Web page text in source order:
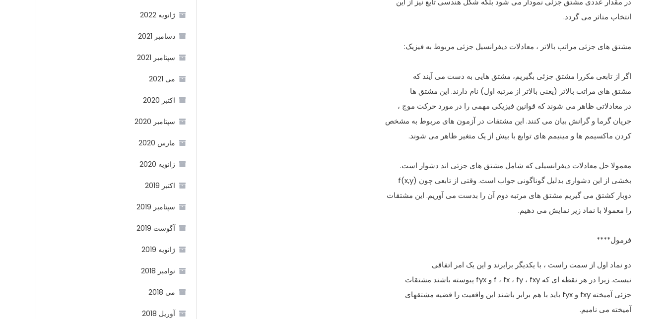
انتخاب متاثر می گردد.
مشتق های جزئی مراتب بالاتر ، معادلات دیفرانسیل جزئی مربوط به فیزیک:
اگر از تابعی مکررا مشتق جزئی بگیریم، مشتق هایی به دست می آیند که
مشتق های مراتب بالاتر (یعنی بالاتر از مرتبه اول) نام دارند. این مشتق ها
در معادلاتی ظاهر می شوند که قوانین فیزیکی مهمی را در مورد حرکت موج ،
جریان گرما و گرانش بیان می کنند. این مشتقات در آزمون های مربوط به مشخص
کردن ماکسیمم ها و مینیمم های توابع با بیش از یک متغیر ظاهر می شوند.
معمولا حل معادلات دیفرانسیلی که شامل مشتق های جزئی اند دشوار است.
بخشی از این دشواری بدلیل گوناگونی جواب است. وقتی از تابعی چون f(x,y)
دوبار کشتق می گیریم مشتق های مرتبه دوم آن را بدست می آوریم. این مشتقات
را معمولا با نماد زیر نمایش می دهیم.
فرمول****
دو نماد اول از سمت راست ، با یکدیگر برابرند و این یک امر اتفاقی
نیست. زیرا در هر نقطه ای که f ، fx ، fy ، fxy و fyx پیوسته باشند مشتقات
جزئی آمیخته fxy و fyx باید با هم برابر باشند این واقعیت را قضیه مشتقهای
آمیخته می نامیم.
ژانویه 2022
دسامبر 2021
سپتامبر 2021
می 2021
اکتبر 2020
سپتامبر 2020
مارس 2020
ژانویه 2020
اکتبر 2019
سپتامبر 2019
آگوست 2019
ژانویه 2019
نوامبر 2018
می 2018
آوریل 2018